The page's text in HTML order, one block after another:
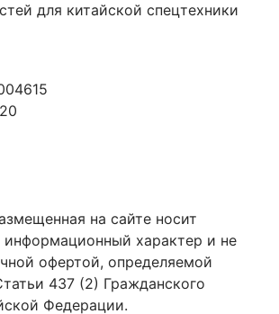
для китайской спецтехники
на сайте носит
информационный характер и не
офертой, определяемой
437 (2) Гражданского
Федерации.